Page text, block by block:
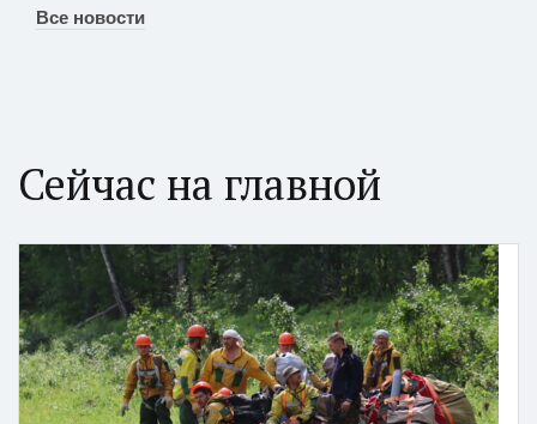
Все новости
Сейчас на главной